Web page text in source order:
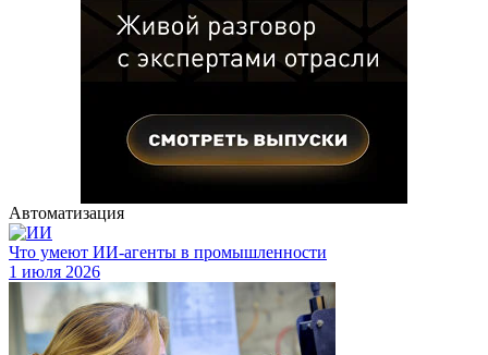
Автоматизация
Что умеют ИИ-агенты в промышленности
1 июля 2026